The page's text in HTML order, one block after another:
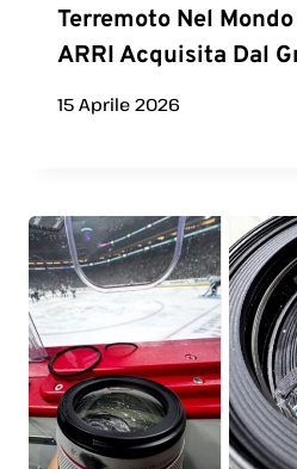
Terremoto Nel
ARRI Acquisita Dal
15 Aprile 2026